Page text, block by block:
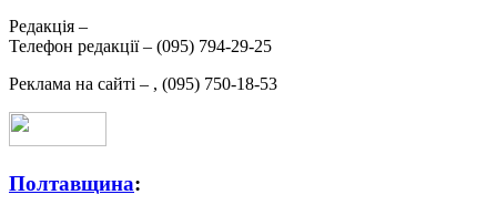
Редакція –
Телефон редакції – (095) 794-29-25
Реклама на сайті – , (095) 750-18-53
Полтавщина: